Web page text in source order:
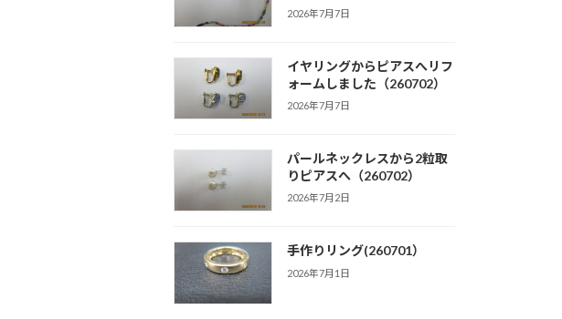
2026年7月7日
イヤリングからピアスへリフ
ォームしました（260702）
2026年7月7日
パールネックレスから2粒取
りピアスへ（260702）
2026年7月2日
手作りリング(260701）
2026年7月1日